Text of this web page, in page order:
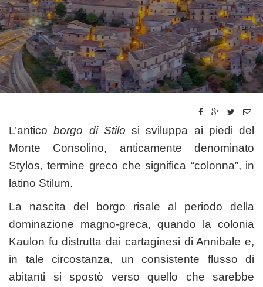
L’anticoborgo di Stilo si sviluppa ai piedi del
Monte Consolino, anticamente denominato
Stylos, termine greco che significa “colonna”, in
latino Stilum.
La nascita del borgo risale al periodo della
dominazione magno-greca, quando la colonia
Kaulon fu distrutta dai cartaginesi di Annibale e,
in tale circostanza, un consistente flusso di
abitanti si spostò verso quello che sarebbe